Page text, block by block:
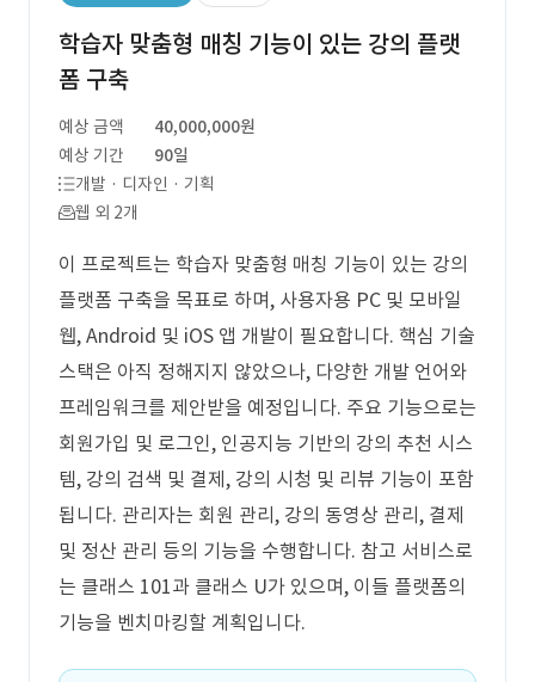
학습자 맞춤형 매칭 기능이 있는 강의 플랫
폼 구축
예상 금액
40,000,000원
예상 기간
90일
개발 · 디자인 · 기획
웹 외 2개
이 프로젝트는 학습자 맞춤형 매칭 기능이 있는 강의
플랫폼 구축을 목표로 하며, 사용자용 PC 및 모바일
웹, Android 및 iOS 앱 개발이 필요합니다. 핵심 기술
스택은 아직 정해지지 않았으나, 다양한 개발 언어와
프레임워크를 제안받을 예정입니다. 주요 기능으로는
회원가입 및 로그인, 인공지능 기반의 강의 추천 시스
템, 강의 검색 및 결제, 강의 시청 및 리뷰 기능이 포함
됩니다. 관리자는 회원 관리, 강의 동영상 관리, 결제
및 정산 관리 등의 기능을 수행합니다. 참고 서비스로
는 클래스 101과 클래스 U가 있으며, 이들 플랫폼의
기능을 벤치마킹할 계획입니다.